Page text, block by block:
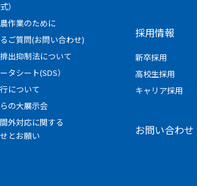
）
作業のために
ご質問(お問い合わせ)
出抑制法について
タシート(SDS）
について
の大展示会
外対応に関する
とお願い
採用情報
新卒採用
高校生採用
キャリア採用
お問い合わせ